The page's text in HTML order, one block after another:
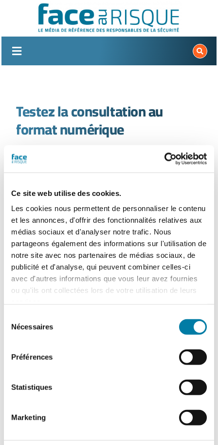
Ce site web utilise des cookies.
Les cookies nous permettent de personnaliser le contenu
et les annonces, d'offrir des fonctionnalités relatives aux
médias sociaux et d'analyser notre trafic. Nous
partageons également des informations sur l'utilisation de
notre site avec nos partenaires de médias sociaux, de
publicité et d'analyse, qui peuvent combiner celles-ci
avec d'autres informations que vous leur avez fournies
ou qu'ils ont collectées lors de votre utilisation de leurs
Nécessaires
Préférences
Statistiques
Marketing
Testez la consultation au
format numérique
le magazine face au risque au
Cliquez sur les flèches pour
feuilleter le flipbook ci-dessous et
choisissez le plein écran pour plus
de confort.
Pour le faire apparaître en plein
écran, cliquez sur le bouton “Full
située sous le flipbook.
Commandez vos flipbook